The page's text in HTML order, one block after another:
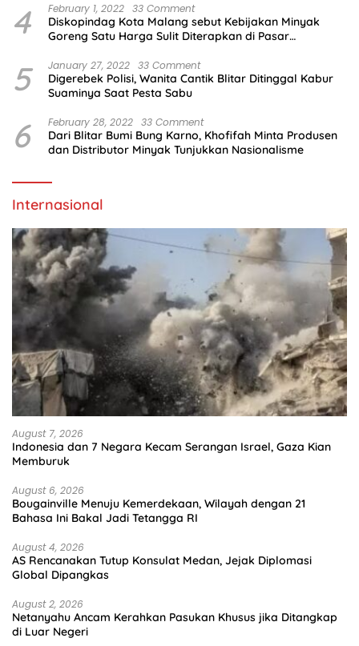
4 February 1, 2022 33 Comment
Diskopindag Kota Malang sebut Kebijakan Minyak
Goreng Satu Harga Sulit Diterapkan di Pasar
5 January 27, 2022 33 Comment
Digerebek Polisi, Wanita Cantik Blitar Ditinggal Kabur
Suaminya Saat Pesta Sabu
6 February 28, 2022 33 Comment
Dari Blitar Bumi Bung Karno, Khofifah Minta Produsen
dan Distributor Minyak Tunjukkan Nasionalisme
Internasional
August 7, 2026
Indonesia dan 7 Negara Kecam Serangan Israel, Gaza Kian
Memburuk
August 6, 2026
Bougainville Menuju Kemerdekaan, Wilayah dengan 21
Bahasa Ini Bakal Jadi Tetangga RI
August 4, 2026
AS Rencanakan Tutup Konsulat Medan, Jejak Diplomasi
Global Dipangkas
August 2, 2026
Netanyahu Ancam Kerahkan Pasukan Khusus jika Ditangkap
di Luar Negeri